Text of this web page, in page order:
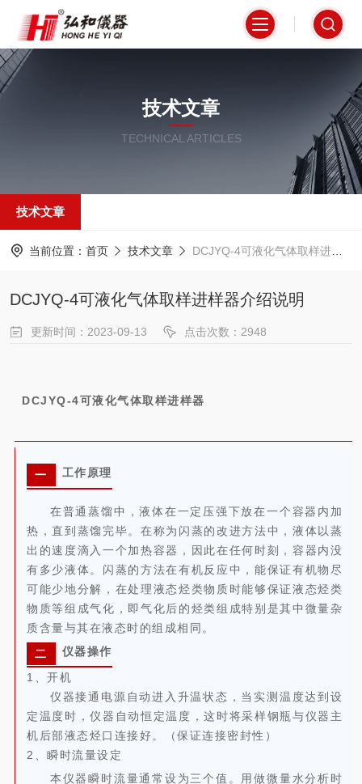
技术文章
TECHNICAL ARTICLES
技术文章
当前位置： 首页 技术文章 DCJYQ-4可液化气体取样进样器介绍说明
DCJYQ-4可液化气体取样进样器介绍说明
更新时间：2023-09-13 点击次数：2948
DCJYQ-4可液化气体取样进样器
一 工作原理
在普通蒸馏中，液体在一定压强下放在一个容器内加
热，直到蒸馏完毕。在称为闪蒸的改进方法中，液体以蒸
出的速度滴入一个加热容器，因此在任何时刻，容器内没
有多少液体。 闪蒸的方法在有机反应中，能保证有机物尽
可能少地分解，在处理液态烃类物质时能够保证液态烃类
物质等组成气化，即气化后的烃类组成特别是其中微量杂
质含量与其在液态时的组成相同。
二
仪器操作
1、开机
仪器接通电源自动进入升温状态，当实测温度达到设
定温度时，仪器自动恒定温度，这时将采样钢瓶与仪器主
机后部液态烃口连接好。（保证连接密封性）
2、瞬时流量设定
本仪器瞬时流量通常设为三个值。用做微量水分析时